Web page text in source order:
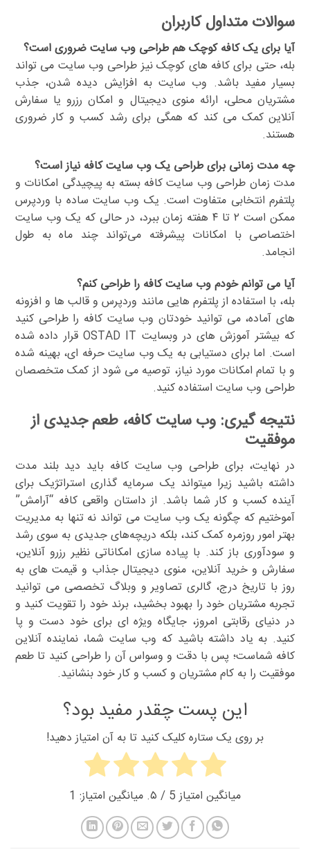
سوالات متداول کاربران
آیا برای یک کافه کوچک هم طراحی وب سایت ضروری است؟
بله، حتی برای کافه های کوچک نیز طراحی وب سایت می تواند
بسیار مفید باشد. وب سایت به افزایش دیده شدن، جذب
مشتریان محلی، ارائه منوی دیجیتال و امکان رزرو یا سفارش
آنلاین کمک می کند که همگی برای رشد کسب و کار ضروری
هستند.
چه مدت زمانی برای طراحی یک وب سایت کافه نیاز است؟
مدت زمان طراحی وب سایت کافه بسته به پیچیدگی امکانات و
پلتفرم انتخابی متفاوت است. یک وب سایت ساده با وردپرس
ممکن است ۲ تا ۴ هفته زمان ببرد، در حالی که یک وب سایت
اختصاصی با امکانات پیشرفته می‌تواند چند ماه به طول
انجامد.
آیا می توانم خودم وب سایت کافه را طراحی کنم؟
بله، با استفاده از پلتفرم هایی مانند وردپرس و قالب ها و افزونه
های آماده، می توانید خودتان وب سایت کافه را طراحی کنید
که بیشتر آموزش های در وبسایت OSTAD IT قرار داده شده
است. اما برای دستیابی به یک وب سایت حرفه ای، بهینه شده
و با تمام امکانات مورد نیاز، توصیه می شود از کمک متخصصان
طراحی وب سایت استفاده کنید.
نتیجه گیری: وب سایت کافه، طعم جدیدی از
موفقیت
در نهایت، برای طراحی وب سایت کافه باید دید بلند مدت
داشته باشید زیرا میتواند یک سرمایه گذاری استراتژیک برای
آینده کسب و کار شما باشد. از داستان واقعی کافه “آرامش”
آموختیم که چگونه یک وب سایت می تواند نه تنها به مدیریت
بهتر امور روزمره کمک کند، بلکه دریچه‌های جدیدی به سوی رشد
و سودآوری باز کند. با پیاده سازی امکاناتی نظیر رزرو آنلاین،
سفارش و خرید آنلاین، منوی دیجیتال جذاب و قیمت های به
روز با تاریخ درج، گالری تصاویر و وبلاگ تخصصی می توانید
تجربه مشتریان خود را بهبود بخشید، برند خود را تقویت کنید و
در دنیای رقابتی امروز، جایگاه ویژه ای برای خود دست و پا
کنید. به یاد داشته باشید که وب سایت شما، نماینده آنلاین
کافه شماست؛ پس با دقت و وسواس آن را طراحی کنید تا طعم
موفقیت را به کام مشتریان و کسب و کار خود بنشانید.
این پست چقدر مفید بود؟
بر روی یک ستاره کلیک کنید تا به آن امتیاز دهید!
میانگین امتیاز5 / ۵. میانگین امتیاز: 1